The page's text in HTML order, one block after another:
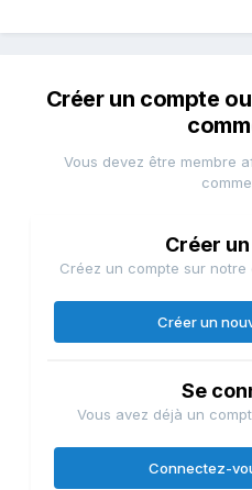
Créer un compte
Vous devez être membre
Créer
Créez un compte sur notre
Créer un
Se
Vous avez déjà un
Connectez-